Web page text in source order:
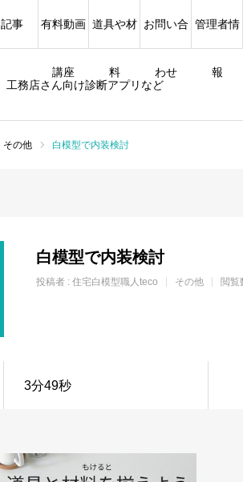
工務店さん向け診断アプリなど
記事 有料動画
講座
道具や材
料
お問い合
わせ
管理者情
報
その他 白模型で内装検討
白模型で内装検討
投稿者 : 住宅白模型職人teco その他 閲覧
3分49秒